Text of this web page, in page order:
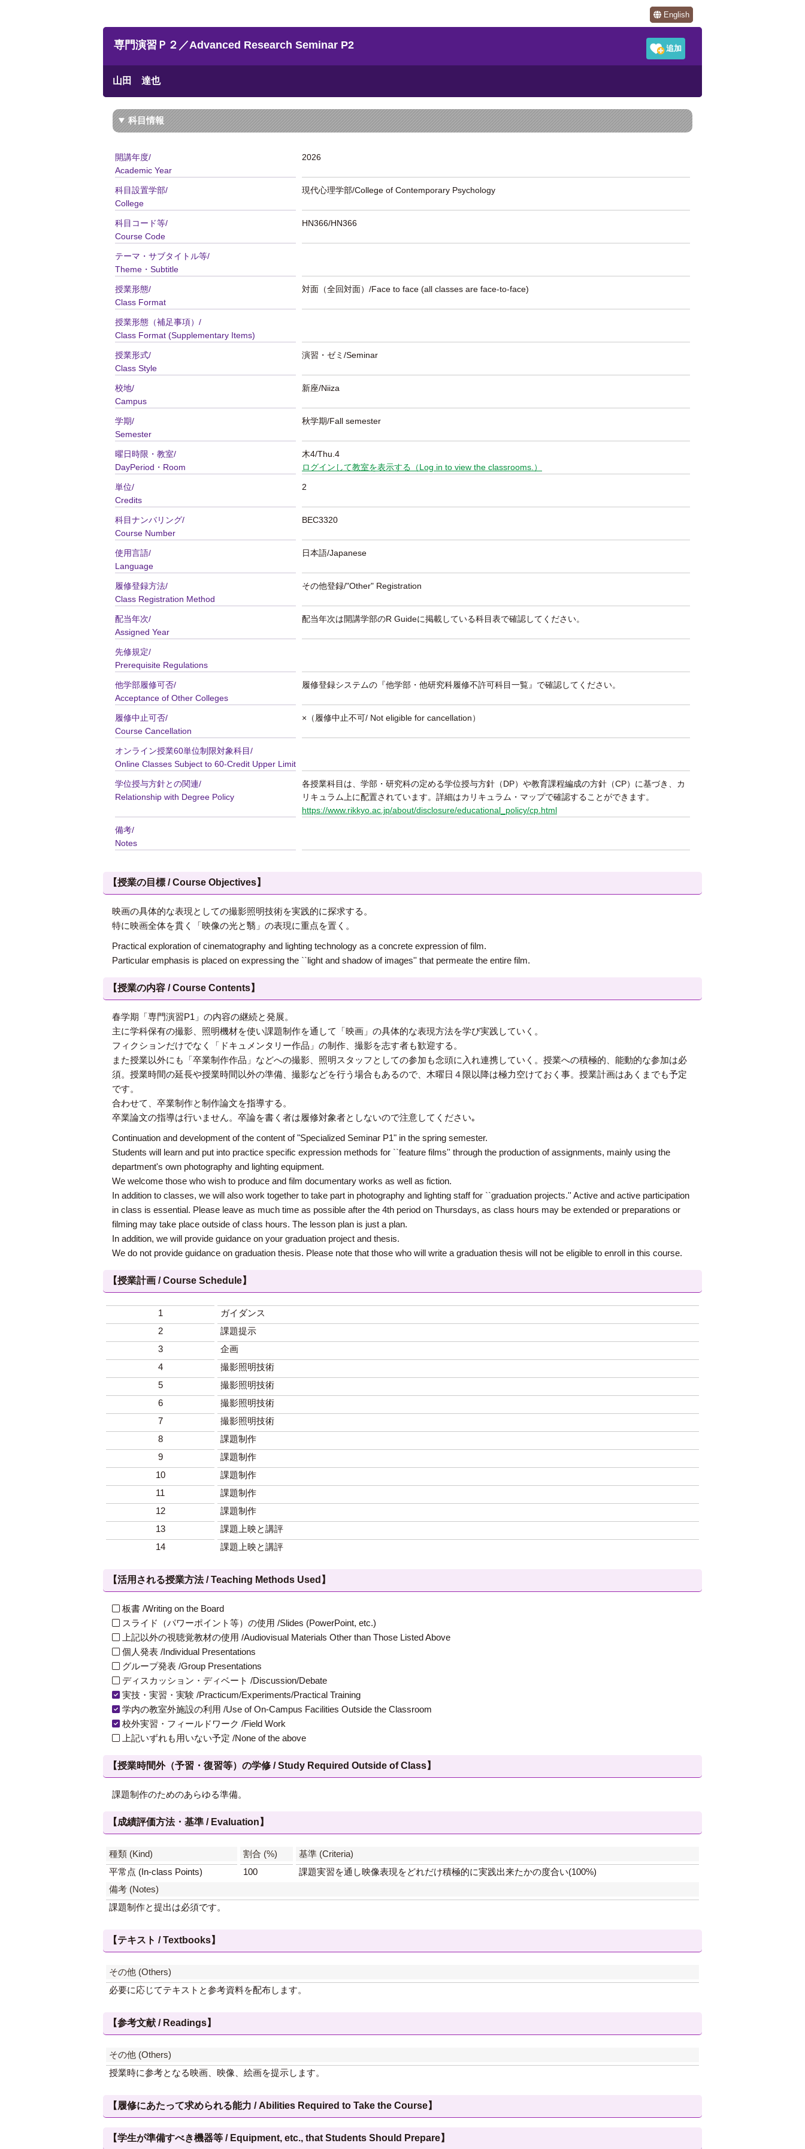
English
専門演習Ｐ２／Advanced Research Seminar P2
山田 達也
科目情報
開講年度/
Academic Year
2026
科目設置学部/
College
現代心理学部/College of Contemporary Psychology
科目コード等/
Course Code
HN366/HN366
テーマ・サブタイトル等/
Theme・Subtitle
授業形態/
Class Format
対面（全回対面）/Face to face (all classes are face-to-face)
授業形態（補足事項）/
Class Format (Supplementary Items)
授業形式/
Class Style
演習・ゼミ/Seminar
校地/
Campus
新座/Niiza
学期/
Semester
秋学期/Fall semester
曜日時限・教室/
DayPeriod・Room
木4/Thu.4
ログインして教室を表示する（Log in to view the classrooms.）
単位/
Credits
2
科目ナンバリング/
Course Number
BEC3320
使用言語/
Language
日本語/Japanese
履修登録方法/
Class Registration Method
その他登録/"Other" Registration
配当年次/
Assigned Year
配当年次は開講学部のR Guideに掲載している科目表で確認してください。
先修規定/
Prerequisite Regulations
他学部履修可否/
Acceptance of Other Colleges
履修登録システムの『他学部・他研究科履修不許可科目一覧』で確認してください。
履修中止可否/
Course Cancellation
×（履修中止不可/ Not eligible for cancellation）
オンライン授業60単位制限対象科目/
Online Classes Subject to 60-Credit Upper Limit
学位授与方針との関連/
Relationship with Degree Policy
各授業科目は、学部・研究科の定める学位授与方針（DP）や教育課程編成の方針（CP）に基づき、カ
リキュラム上に配置されています。詳細はカリキュラム・マップで確認することができます。
https://www.rikkyo.ac.jp/about/disclosure/educational_policy/cp.html
備考/
Notes
【授業の目標 / Course Objectives】
映画の具体的な表現としての撮影照明技術を実践的に探求する。
特に映画全体を貫く「映像の光と翳」の表現に重点を置く。
Practical exploration of cinematography and lighting technology as a concrete expression of film.
Particular emphasis is placed on expressing the ``light and shadow of images'' that permeate the entire film.
【授業の内容 / Course Contents】
春学期「専門演習P1」の内容の継続と発展。
主に学科保有の撮影、照明機材を使い課題制作を通して「映画」の具体的な表現方法を学び実践していく。
フィクションだけでなく「ドキュメンタリー作品」の制作、撮影を志す者も歓迎する。
また授業以外にも「卒業制作作品」などへの撮影、照明スタッフとしての参加も念頭に入れ連携していく。授業への積極的、能動的な参加は必
須。授業時間の延長や授業時間以外の準備、撮影などを行う場合もあるので、木曜日４限以降は極力空けておく事。授業計画はあくまでも予定
です。
合わせて、卒業制作と制作論文を指導する。
卒業論文の指導は行いません。卒論を書く者は履修対象者としないので注意してください｡
Continuation and development of the content of "Specialized Seminar P1" in the spring semester.
Students will learn and put into practice specific expression methods for ``feature films'' through the production of assignments, mainly using the
department's own photography and lighting equipment.
We welcome those who wish to produce and film documentary works as well as fiction.
In addition to classes, we will also work together to take part in photography and lighting staff for ``graduation projects.'' Active and active participation
in class is essential. Please leave as much time as possible after the 4th period on Thursdays, as class hours may be extended or preparations or
filming may take place outside of class hours. The lesson plan is just a plan.
In addition, we will provide guidance on your graduation project and thesis.
We do not provide guidance on graduation thesis. Please note that those who will write a graduation thesis will not be eligible to enroll in this course.
【授業計画 / Course Schedule】
1
ガイダンス
2
課題提示
3
企画
4
撮影照明技術
5
撮影照明技術
6
撮影照明技術
7
撮影照明技術
8
課題制作
9
課題制作
10
課題制作
11
課題制作
12
課題制作
13
課題上映と講評
14
課題上映と講評
【活用される授業方法 / Teaching Methods Used】
板書 /Writing on the Board
スライド（パワーポイント等）の使用 /Slides (PowerPoint, etc.)
上記以外の視聴覚教材の使用 /Audiovisual Materials Other than Those Listed Above
個人発表 /Individual Presentations
グループ発表 /Group Presentations
ディスカッション・ディベート /Discussion/Debate
実技・実習・実験 /Practicum/Experiments/Practical Training
学内の教室外施設の利用 /Use of On-Campus Facilities Outside the Classroom
校外実習・フィールドワーク /Field Work
上記いずれも用いない予定 /None of the above
【授業時間外（予習・復習等）の学修 / Study Required Outside of Class】
課題制作のためのあらゆる準備。
【成績評価方法・基準 / Evaluation】
種類 (Kind) 割合 (%)
基準 (Criteria)
平常点 (In-class Points)
100
課題実習を通し映像表現をどれだけ積極的に実践出来たかの度合い(100%)
備考 (Notes)
課題制作と提出は必須です。
【テキスト / Textbooks】
その他 (Others)
必要に応じてテキストと参考資料を配布します。
【参考文献 / Readings】
その他 (Others)
授業時に参考となる映画、映像、絵画を提示します。
【履修にあたって求められる能力 / Abilities Required to Take the Course】
【学生が準備すべき機器等 / Equipment, etc., that Students Should Prepare】